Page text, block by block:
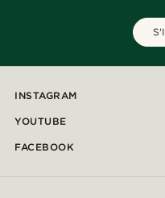
INSTAGRAM
YOUTUBE
FACEBOOK